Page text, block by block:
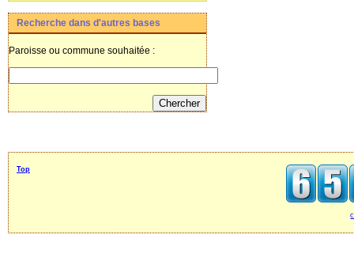
Recherche dans d'autres bases
Paroisse ou commune souhaitée :
Top